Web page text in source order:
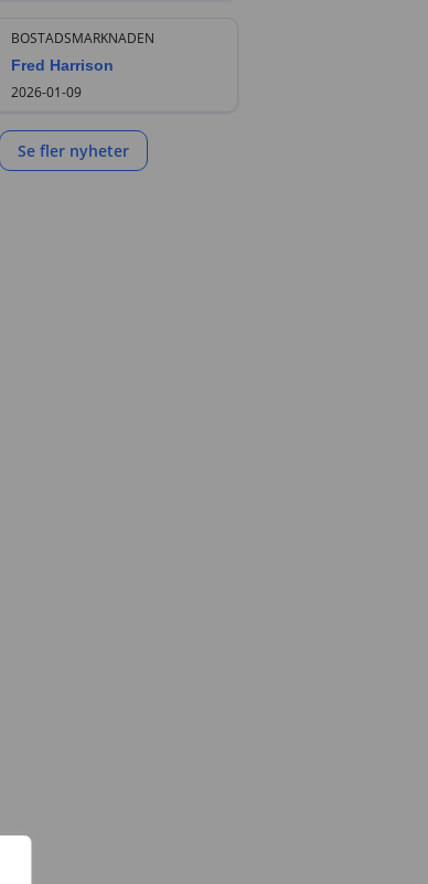
BOSTADSMARKNADEN
Fred Harrison
2026-01-09
Se fler nyheter